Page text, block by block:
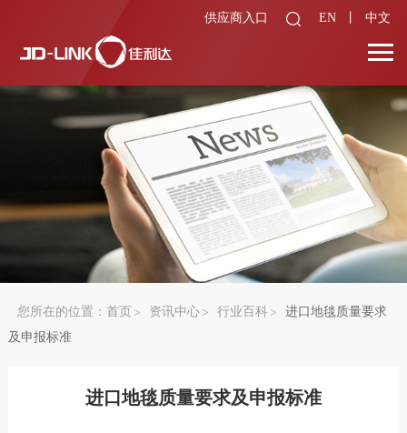
供应商入口 EN 中文
您所在的位置： 首页 资讯中心 行业百科
进口地毯质量要求
及申报标准
进口地毯质量要求及申报标准